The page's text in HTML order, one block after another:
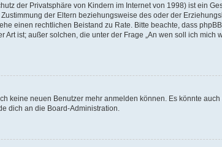
der Privatsphäre von Kindern im Internet von 1998) ist ein
der Eltern beziehungsweise des oder der
einen rechtlichen Beistand zu Rate. Bitte beachte, dass
ist; außer solchen, die unter der Frage „An wen soll ich mich
keine neuen Benutzer mehr anmelden können. Es könnte
dich an die Board-Administration.